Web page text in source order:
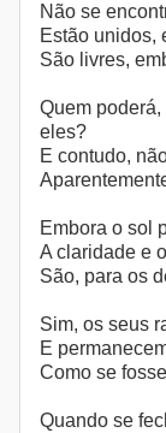
Não se
Estão unidos,
São livres,
Quem
eles?
E contudo,
Embora o sol
A claridade e
São, para os
Sim, os seus
E
Como se
Quando se